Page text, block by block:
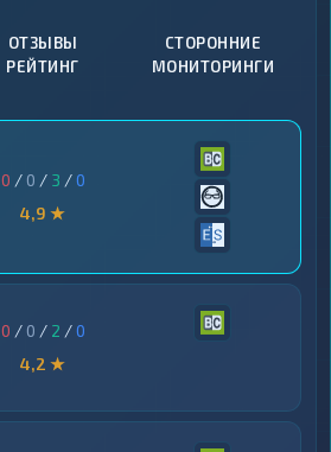
ОТЗЫВЫ
РЕЙТИНГ
СТОРОННИЕ
МОНИТОРИНГИ
0 / 0 / 3 /0
4,9 ★
0 / 0 / 2 /0
4,2 ★